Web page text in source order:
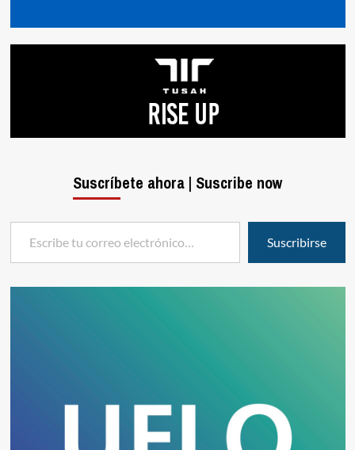
Suscríbete ahora | Suscribe now
Escribe tu correo electrónico…
Suscribirse